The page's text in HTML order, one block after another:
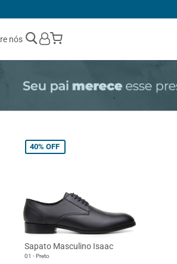
nós
My Cart
40% OFF
Sapato Masculino Isaac
01 - Preto